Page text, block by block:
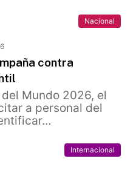
Nacional
contra
Mundo 2026, el
a personal del
Internacional